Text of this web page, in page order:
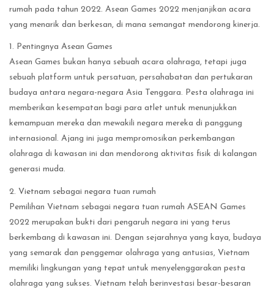
rumah pada tahun 2022. Asean Games 2022 menjanjikan acara
yang menarik dan berkesan, di mana semangat mendorong kinerja.
1. Pentingnya Asean Games
Asean Games bukan hanya sebuah acara olahraga, tetapi juga
sebuah platform untuk persatuan, persahabatan dan pertukaran
budaya antara negara-negara Asia Tenggara. Pesta olahraga ini
memberikan kesempatan bagi para atlet untuk menunjukkan
kemampuan mereka dan mewakili negara mereka di panggung
internasional. Ajang ini juga mempromosikan perkembangan
olahraga di kawasan ini dan mendorong aktivitas fisik di kalangan
generasi muda.
2. Vietnam sebagai negara tuan rumah
Pemilihan Vietnam sebagai negara tuan rumah ASEAN Games
2022 merupakan bukti dari pengaruh negara ini yang terus
berkembang di kawasan ini. Dengan sejarahnya yang kaya, budaya
yang semarak dan penggemar olahraga yang antusias, Vietnam
memiliki lingkungan yang tepat untuk menyelenggarakan pesta
olahraga yang sukses. Vietnam telah berinvestasi besar-besaran